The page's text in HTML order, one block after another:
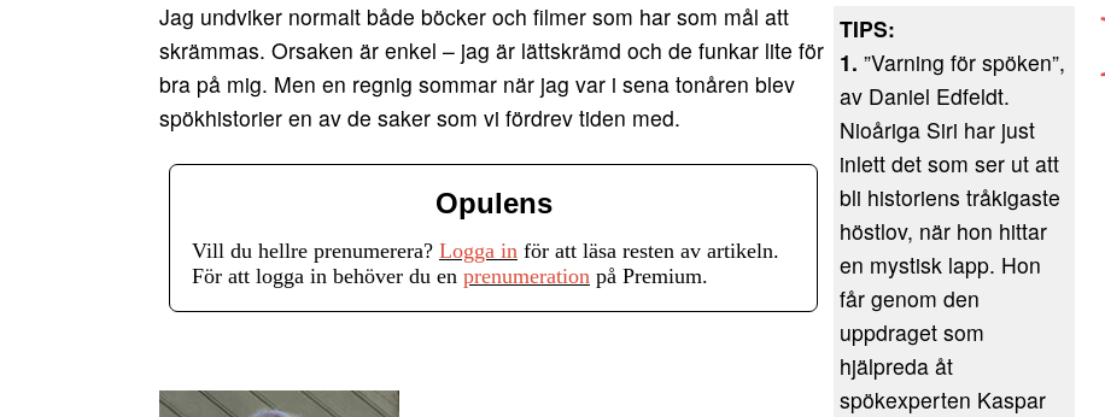
TIPS:
1. ”Varning för spöken”,
av Daniel Edfeldt.
Nioåriga Siri har just
inlett det som ser ut att
bli historiens tråkigaste
höstlov, när hon hittar
en mystisk lapp. Hon
får genom den
uppdraget som
hjälpreda åt
spökexperten Kaspar
Jag undviker normalt både böcker och filmer som har som mål att
skrämmas. Orsaken är enkel – jag är lättskrämd och de funkar lite för
bra på mig. Men en regnig sommar när jag var i sena tonåren blev
spökhistorier en av de saker som vi fördrev tiden med.
Opulens
Vill du hellre prenumerera? Logga in för att läsa resten av artikeln.
För att logga in behöver du en prenumeration på Premium.